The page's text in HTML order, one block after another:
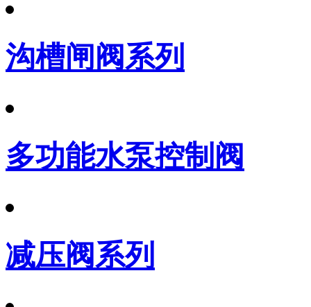
沟槽闸阀系列
多功能水泵控制阀
减压阀系列